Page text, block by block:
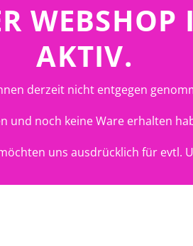
AKTIV.
derzeit nicht entgegen
und noch keine Ware erhalten
uns ausdrücklich für evtl.